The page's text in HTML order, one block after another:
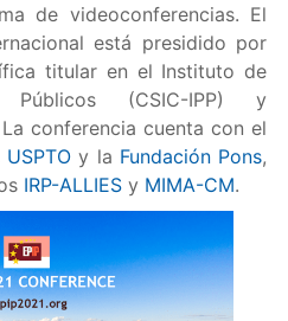
de videoconferencias. El
está presidido por
titular en el Instituto de
(CSIC-IPP) y
conferencia cuenta con el
USPTO y la Fundación Pons,
IRP-ALLIESy MIMA-CM.